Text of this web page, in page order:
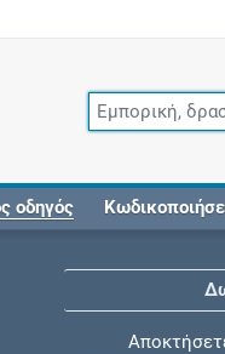
οδηγός